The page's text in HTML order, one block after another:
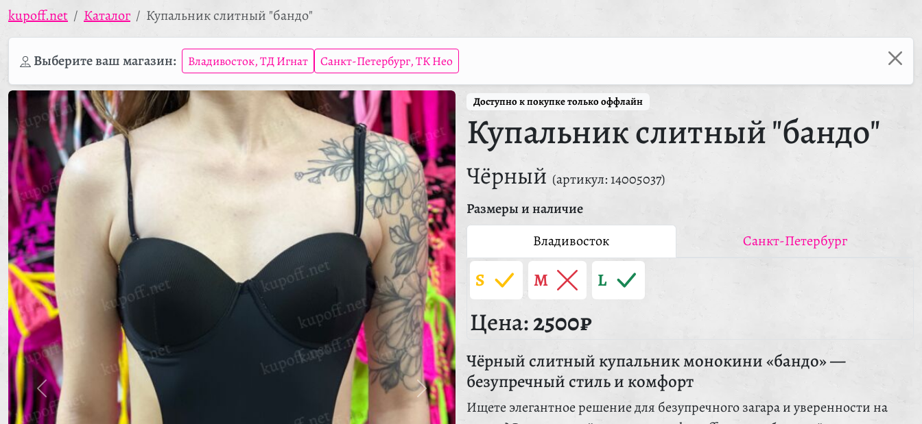
kupoff.net Каталог Купальник слитный "бандо"
Выберите ваш магазин: Владивосток, ТД Игнат Санкт-Петербург, ТК Нео
Доступно к покупке только оффлайн
Купальник слитный "бандо"
Чёрный (артикул: 14005037)
Размеры и наличие
Владивосток
Санкт-Петербург
S M L
Цена:2500₽
Чёрный слитный купальник монокини «бандо» —
безупречный стиль и комфорт
Ищете элегантное решение для безупречного загара и уверенности на